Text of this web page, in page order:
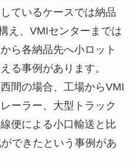
ているケースでは納品
え、VMIセンターまでは
ら各納品先へ小ロット
る事例があります。
間の場合、工場からVMI
ーラー、大型トラック
便による小口輸送と比
できたという事例があ